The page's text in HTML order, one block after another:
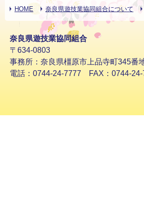
HOME 奈良県遊技業協同組合について
奈良県遊技業協同組合
〒634-0803
事務所：奈良県橿原市上品寺町345番
電話：0744-24-7777 FAX：0744-24-